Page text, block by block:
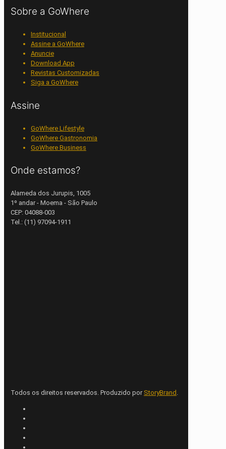
Sobre a GoWhere
Institucional
Assine a GoWhere
Anuncie
Download App
Revistas Customizadas
Siga a GoWhere
Assine
GoWhere Lifestyle
GoWhere Gastronomia
GoWhere Business
Onde estamos?
Alameda dos Jurupis, 1005
1º andar - Moema - São Paulo
CEP: 04088-003
Tel.: (11) 97094-1911
Todos os direitos reservados. Produzido por StoryBrand .